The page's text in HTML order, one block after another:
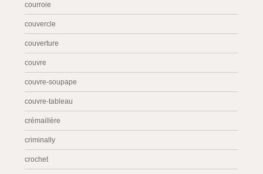
courroie
couvercle
couverture
couvre
couvre-soupape
couvre-tableau
crémaillère
criminally
crochet